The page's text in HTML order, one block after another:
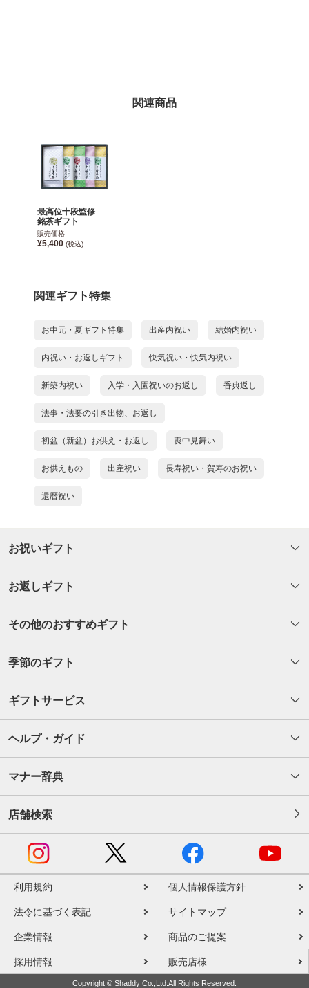
関連商品
最高位十段監修
銘茶ギフト
販売価格
¥5,400 (税込)
関連ギフト特集
お中元・夏ギフト特集 出産内祝い 結婚内祝い
内祝い・お返しギフト 快気祝い・快気内祝い
新築内祝い 入学・入園祝いのお返し 香典返し
法事・法要の引き出物、お返し
初盆（新盆）お供え・お返し 喪中見舞い
お供えもの 出産祝い 長寿祝い・賀寿のお祝い
還暦祝い
お祝いギフト
お返しギフト
その他のおすすめギフト
季節のギフト
ギフトサービス
ヘルプ・ガイド
マナー辞典
店舗検索
利用規約 個人情報保護方針
法令に基づく表記 サイトマップ
企業情報 商品のご提案
採用情報 販売店様
Copyright © Shaddy Co.,Ltd.All Rights Reserved.